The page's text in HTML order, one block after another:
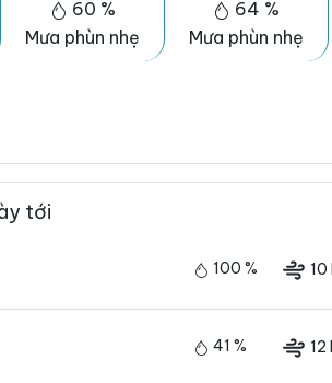
60 %
Mưa phùn nhẹ
64 %
Mưa phùn nhẹ
tới
100 %
41 % 12